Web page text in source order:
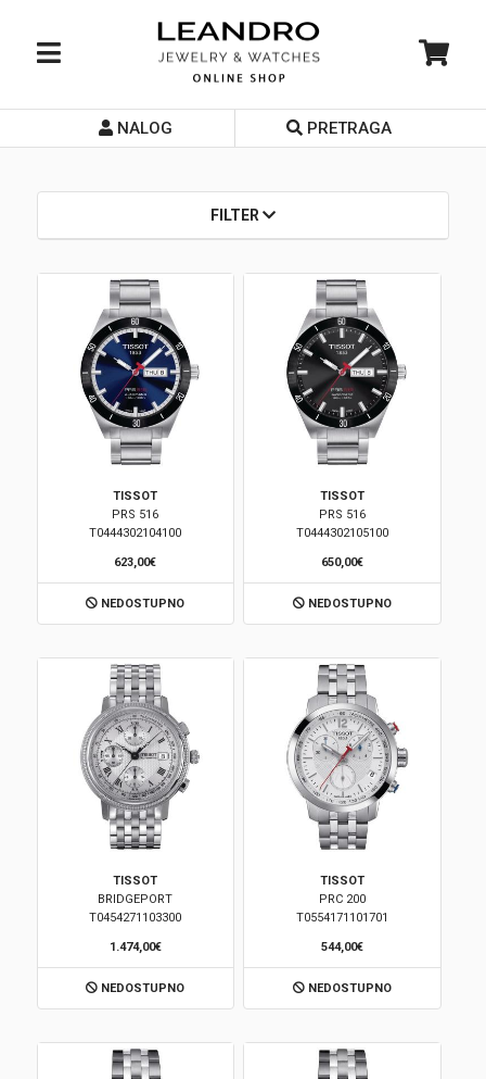
Početna
Prodavnice
Kontakt
Loyalty Club
Brendovi
Swiss🇨🇭
Satovi
Diamond
Outlet
POKLON VAUČER
Prijava
Registracija
NALOG PRETRAGA
FILTER
TISSOT
PRS 516
T0444302104100
623,00€
NEDOSTUPNO
TISSOT
PRS 516
T0444302105100
650,00€
NEDOSTUPNO
TISSOT
BRIDGEPORT
T0454271103300
1.474,00€
NEDOSTUPNO
TISSOT
PRC 200
T0554171101701
544,00€
NEDOSTUPNO